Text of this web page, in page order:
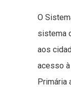
O
sistema
aos
acesso
Primária